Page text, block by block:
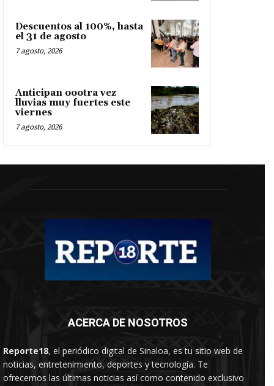
Descuentos al 100%, hasta
el 31 de agosto
7 agosto, 2026
Anticipan oootra vez
lluvias muy fuertes este
viernes
7 agosto, 2026
ACERCA DE NOSOTROS
Reporte18, el periódico digital de Sinaloa, es tu sitio web de
noticias, entretenimiento, deportes y tecnología. Te
ofrecemos las últimas noticias así como contenido exclusivo